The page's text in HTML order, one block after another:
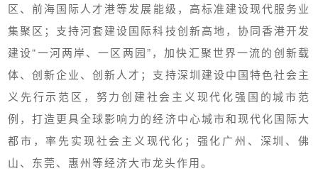
区、前海国际人才港等发展能级，高标准建设现代服务业
集聚区；支持河套建设国际科技创新高地，协同香港开发
建设“一河两岸、一区两园”，加快汇聚世界一流的创新载
体、创新企业、创新人才；支持深圳建设中国特色社会主
义先行示范区，努力创建社会主义现代化强国的城市范
例，打造更具全球影响力的经济中心城市和现代化国际大
都市，率先实现社会主义现代化；强化广州、深圳、佛
山、东莞、惠州等经济大市龙头作用。